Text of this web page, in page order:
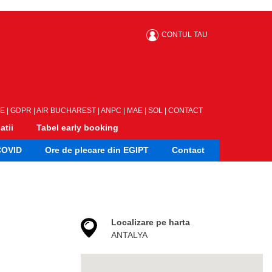
CONTUL TAU
GDPR AIR BUCHAREST ANPC MAE SOL CONTACT
Tabel early booking
Ore de plecare din EGIPT Contact
Localizare pe harta
ANTALYA